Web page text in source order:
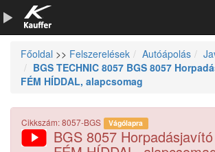
Szerszámkatalógus
Kosár
Alkatrészek
Főoldal >> Felszerelések Autóápolás
BGS TECHNIC 8057 BGS 8057
FÉM HÍDDAL, alapcsomag
Cikkszám: 8057-BGS Vágólapra
BGS 8057